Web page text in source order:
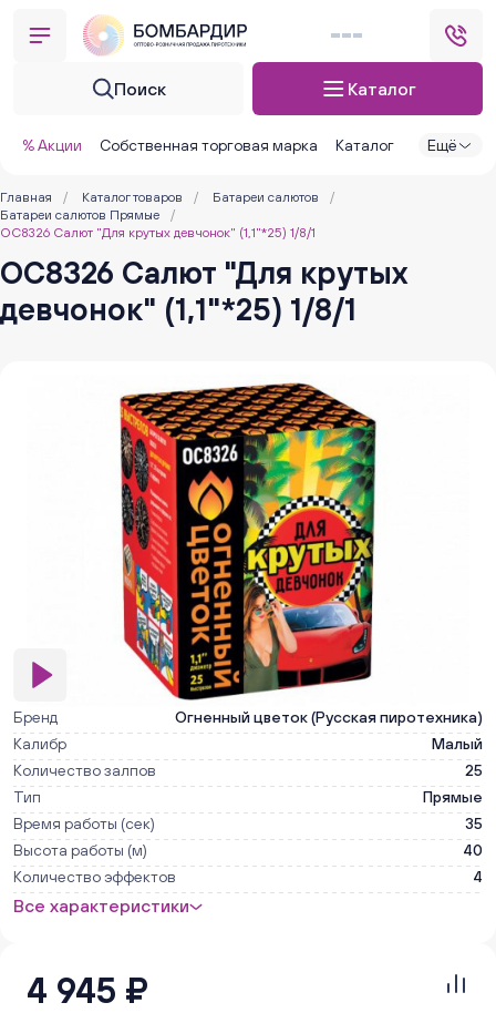
Поиск Каталог
% Акции Собственная торговая марка Каталог Ещё
Главная / Каталог товаров / Батареи салютов
/
Батареи салютов Прямые
/
ОС8326 Салют "Для крутых девчонок" (1,1"*25) 1/8/1
ОС8326 Салют "Для крутых
девчонок" (1,1"*25) 1/8/1
Бренд
Огненный цветок (Русская пиротехника)
Калибр
Малый
Количество залпов
25
Тип
Прямые
Время работы (сек)
35
Высота работы (м)
40
Количество эффектов
4
Все характеристики
4 945 ₽